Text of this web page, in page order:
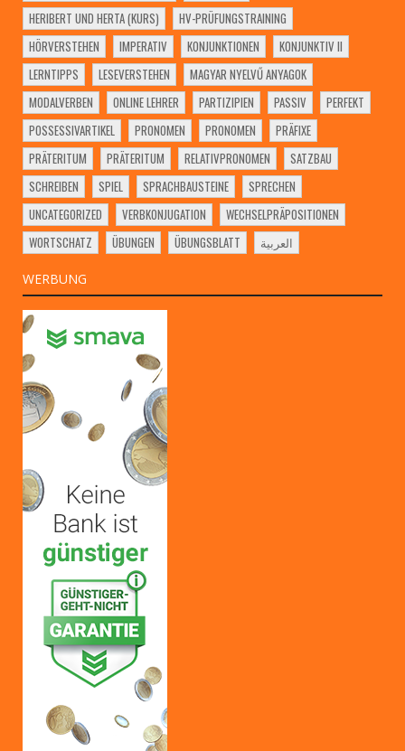
HERIBERT UND HERTA (KURS)
HV-PRÜFUNGSTRAINING
HÖRVERSTEHEN
IMPERATIV KONJUNKTIONEN
KONJUNKTIV II
LERNTIPPS
LESEVERSTEHEN
MAGYAR NYELVŰ ANYAGOK
MODALVERBEN
ONLINE LEHRER PARTIZIPIEN PASSIV
PERFEKT
POSSESSIVARTIKEL
PRONOMEN PRONOMEN
PRÄFIXE
PRÄTERITUM
PRÄTERITUM RELATIVPRONOMEN
SATZBAU
SCHREIBEN
SPIEL SPRACHBAUSTEINE
SPRECHEN
UNCATEGORIZED
VERBKONJUGATION
WECHSELPRÄPOSITIONEN
WORTSCHATZ
ÜBUNGEN ÜBUNGSBLATT العربية
WERBUNG